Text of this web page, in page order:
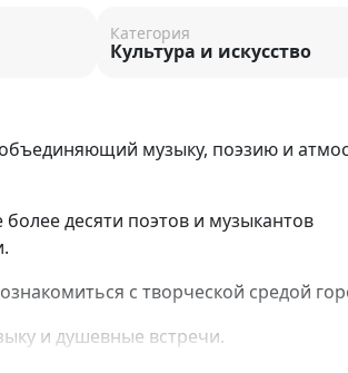
Категория
Культура и искусство
музыку, поэзию и
десяти поэтов и музыкантов
с творческой средой
и душевные встречи.